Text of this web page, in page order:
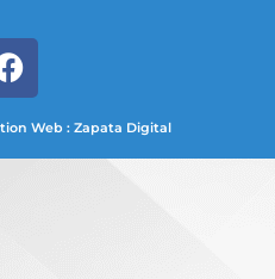
Web : Zapata Digital